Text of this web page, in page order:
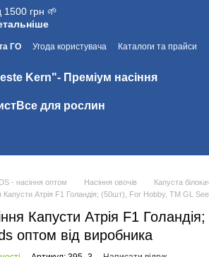
1500 грн 🌱
ГО Угода користувача
Каталоги та прайси
Kern"- Преміум насіння
Все для рослин
- насіння оптом Насіння овочів
Капуста
Капусти Атрія F1 Голандія; (50шт), For Hobby, TM GL
Капусти Атрія F1
оптом від виробника